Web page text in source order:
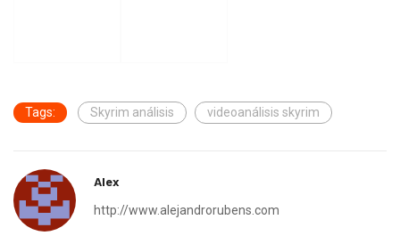
Tags: Skyrim análisis videoanálisis skyrim
Alex
http://www.alejandrorubens.com